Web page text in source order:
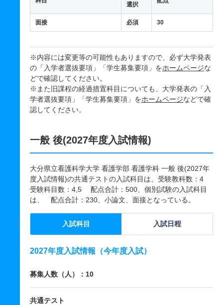
選択
面接 必須 30
※内容には変更等の可能性もありますので、必ず大学発表
の「入学者選抜要項」「学生募集要項」をホームページな
どで確認してください。
※また旧課程の経過措置科目についても、大学発表の「入
学者選抜要項」「学生募集要項」をホームページなどで確
認してください。
一般 後(2027年度入試情報)
大分県立看護科学大学 看護学部 看護学科 一般 後(2027年
度入試情報)の共通テストの入試科目は、受験教科数：4
受験科目数：4,5 配点合計：500、個別試験の入試科目
は、 配点合計：230、小論文、面接となっている。
入試科目 入試日程
2027年度入試情報（今年度入試）
募集人数（人）：10
共通テスト